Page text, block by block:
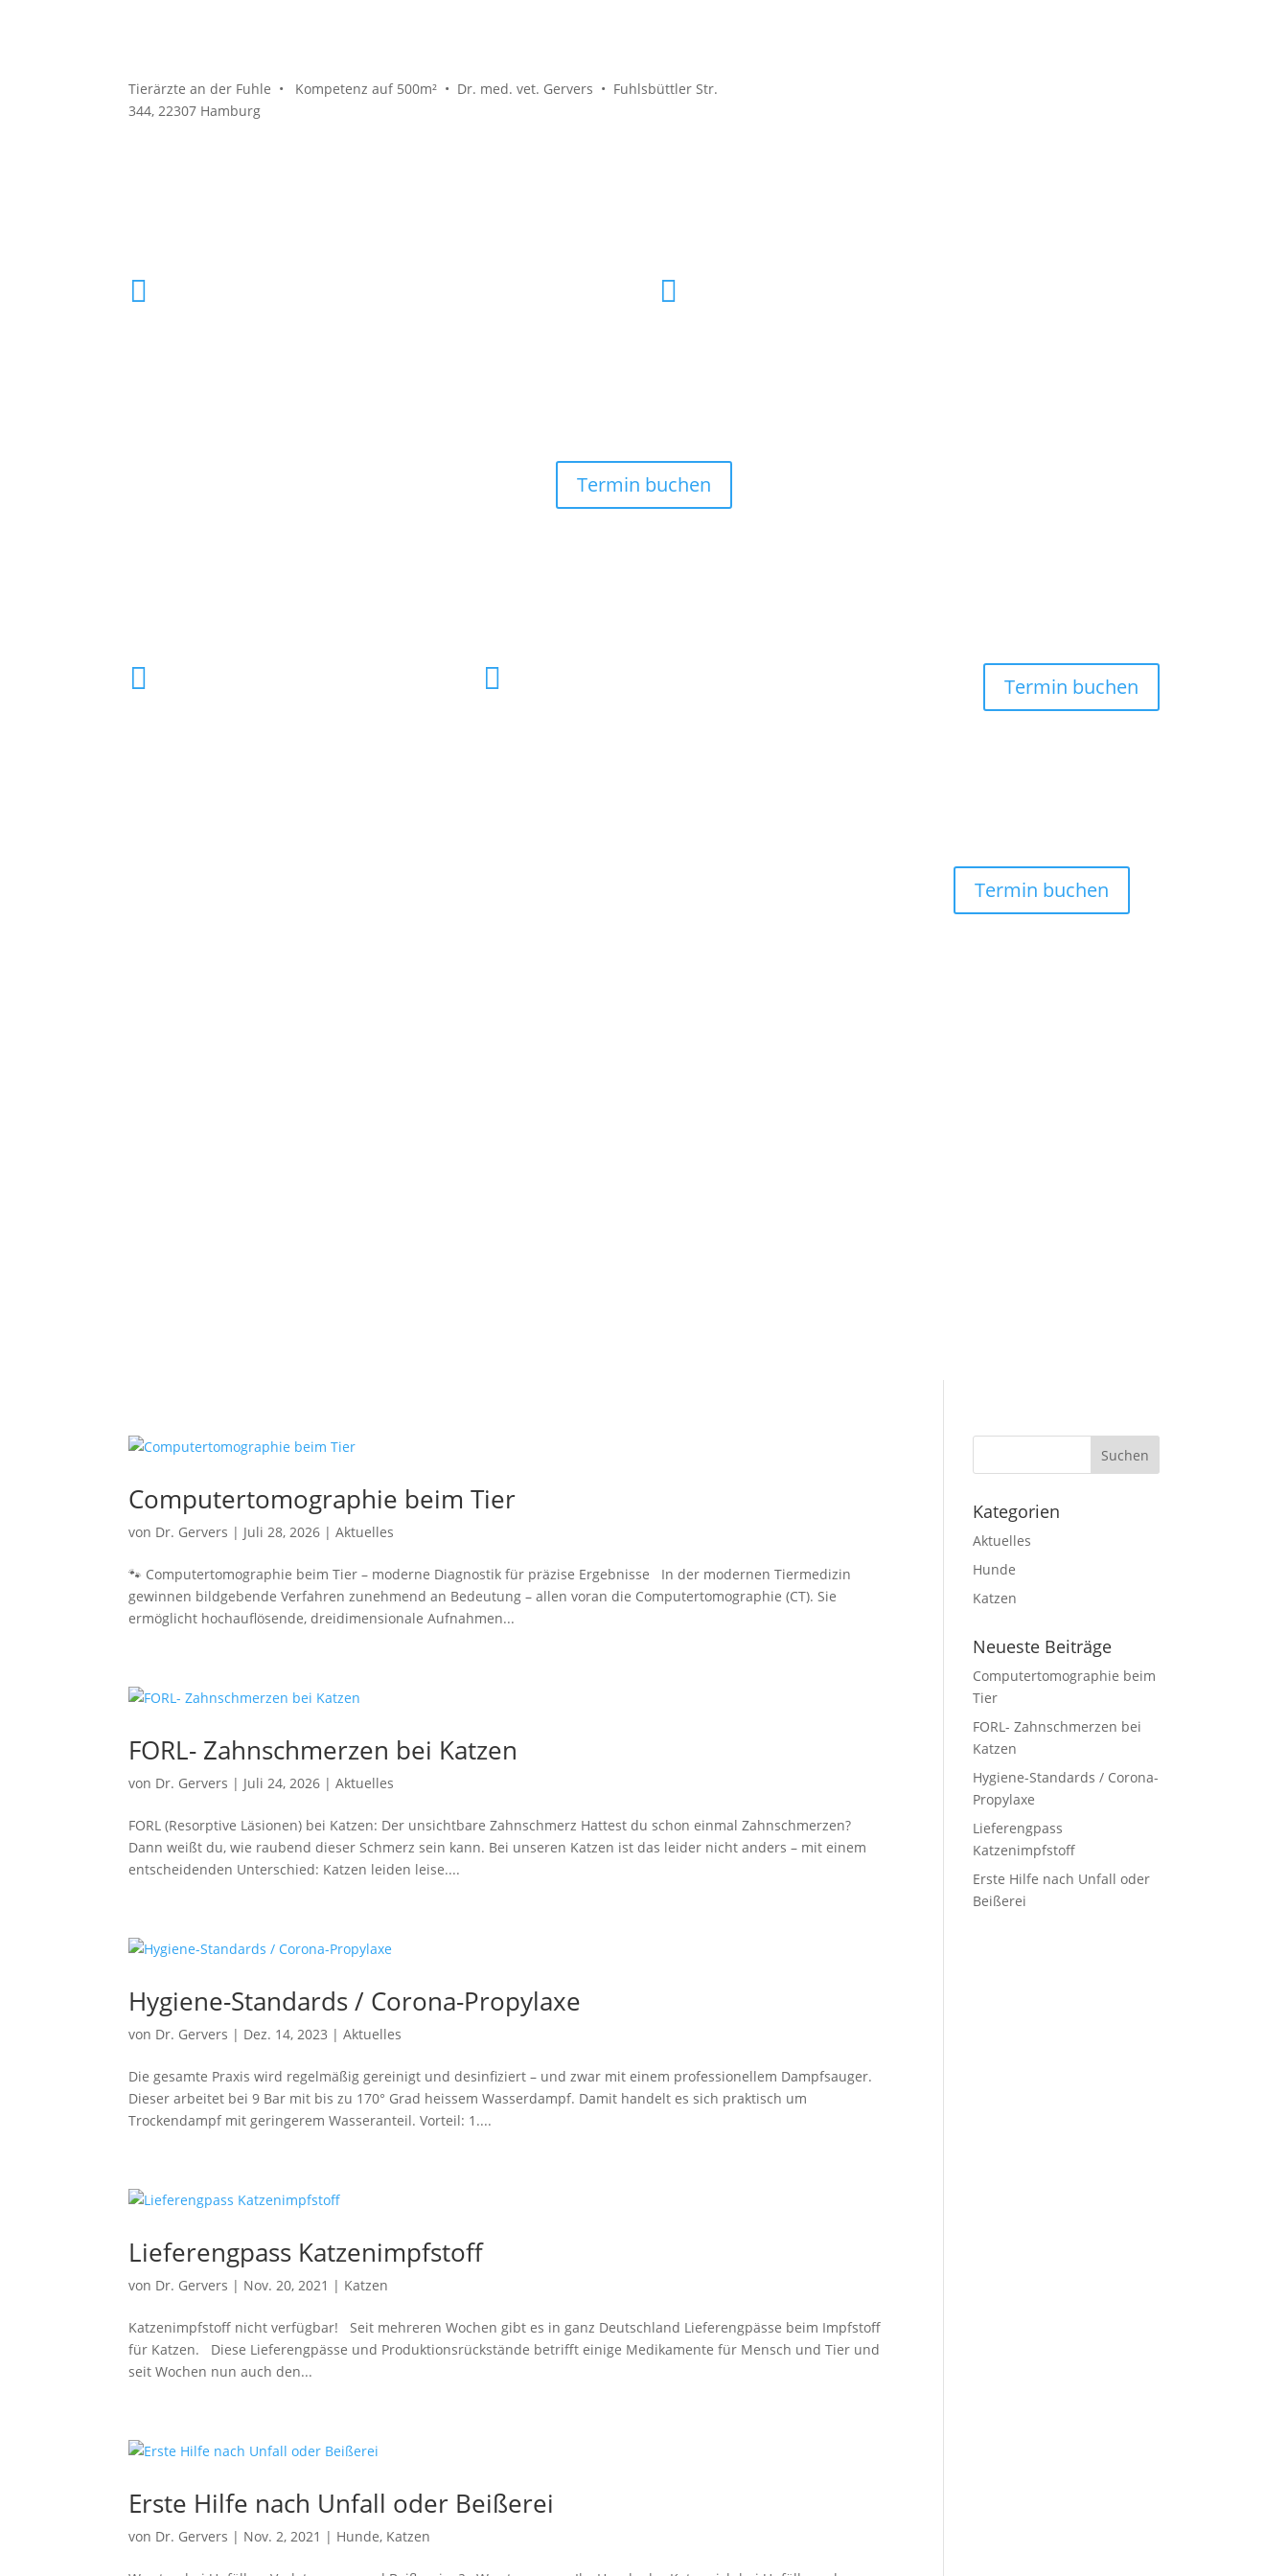
Tierärzte an der Fuhle • Kompetenz auf 500m² • Dr. med. vet. Gervers • Fuhlsbüttler Str.
344, 22307 Hamburg
 
Termin buchen
  Termin buchen
Termin buchen
Computertomographie beim Tier
von Dr. Gervers | Juli 28, 2026 |Aktuelles
🐾 Computertomographie beim Tier – moderne Diagnostik für präzise Ergebnisse In der modernen Tiermedizin
gewinnen bildgebende Verfahren zunehmend an Bedeutung – allen voran die Computertomographie (CT). Sie
ermöglicht hochauflösende, dreidimensionale Aufnahmen...
FORL- Zahnschmerzen bei Katzen
von Dr. Gervers | Juli 24, 2026 |Aktuelles
FORL (Resorptive Läsionen) bei Katzen: Der unsichtbare Zahnschmerz Hattest du schon einmal Zahnschmerzen?
Dann weißt du, wie raubend dieser Schmerz sein kann. Bei unseren Katzen ist das leider nicht anders – mit einem
entscheidenden Unterschied: Katzen leiden leise....
Hygiene-Standards / Corona-Propylaxe
von Dr. Gervers | Dez. 14, 2023 |Aktuelles
Die gesamte Praxis wird regelmäßig gereinigt und desinfiziert – und zwar mit einem professionellem Dampfsauger.
Dieser arbeitet bei 9 Bar mit bis zu 170° Grad heissem Wasserdampf. Damit handelt es sich praktisch um
Trockendampf mit geringerem Wasseranteil. Vorteil: 1....
Lieferengpass Katzenimpfstoff
von Dr. Gervers | Nov. 20, 2021 | Katzen
Katzenimpfstoff nicht verfügbar! Seit mehreren Wochen gibt es in ganz Deutschland Lieferengpässe beim Impfstoff
für Katzen. Diese Lieferengpässe und Produktionsrückstände betrifft einige Medikamente für Mensch und Tier und
seit Wochen nun auch den...
Erste Hilfe nach Unfall oder Beißerei
von Dr. Gervers | Nov. 2, 2021 | Hunde, Katzen
Kategorien
Aktuelles
Hunde
Katzen
Neueste Beiträge
Computertomographie beim
Tier
FORL- Zahnschmerzen bei
Katzen
Hygiene-Standards / Corona-
Propylaxe
Lieferengpass
Katzenimpfstoff
Erste Hilfe nach Unfall oder
Beißerei